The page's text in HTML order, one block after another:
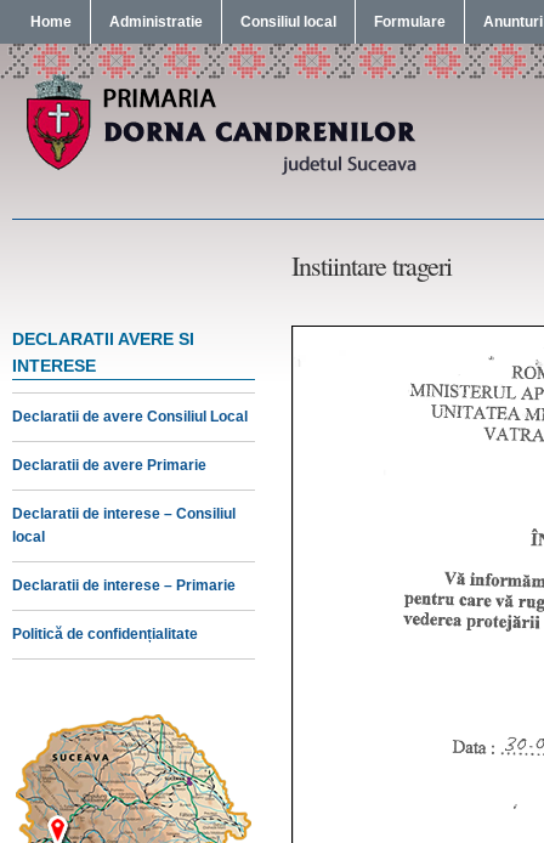
Home Administratie Consiliul local Formulare Anunturi
Instiintare trageri
DECLARATII AVERE SI
INTERESE
Declaratii de avere Consiliul Local
Declaratii de avere Primarie
Declaratii de interese – Consiliul
local
Declaratii de interese – Primarie
Politică de confidențialitate